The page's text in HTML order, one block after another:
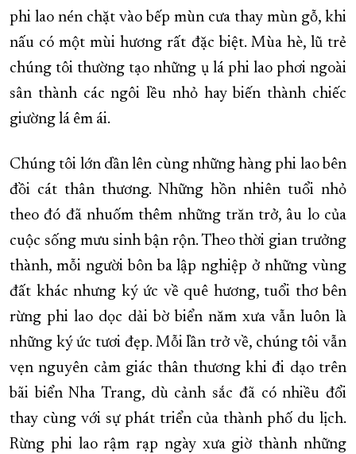
phi lao nén chặt vào bếp mùn cưa thay mùn gỗ, khi
nấu có một mùi hương rất đặc biệt. Mùa hè, lũ trẻ
chúng tôi thường tạo những ụ lá phi lao phơi ngoài
sân thành các ngôi lều nhỏ hay biến thành chiếc
giường lá êm ái.
Chúng tôi lớn dần lên cùng những hàng phi lao bên
đồi cát thân thương. Những hồn nhiên tuổi nhỏ
theo đó đã nhuốm thêm những trăn trở, âu lo của
cuộc sống mưu sinh bận rộn. Theo thời gian trưởng
thành, mỗi người bôn ba lập nghiệp ở những vùng
đất khác nhưng ký ức về quê hương, tuổi thơ bên
rừng phi lao dọc dải bờ biển năm xưa vẫn luôn là
những ký ức tươi đẹp. Mỗi lần trở về, chúng tôi vẫn
vẹn nguyên cảm giác thân thương khi đi dạo trên
bãi biển Nha Trang, dù cảnh sắc đã có nhiều đổi
thay cùng với sự phát triển của thành phố du lịch.
Rừng phi lao rậm rạp ngày xưa giờ thành những